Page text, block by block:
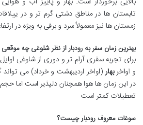
تابستان ها در مناطق دشتی گرم تر و در
زمستان ها نیز معمولاً سرد و برفی به ویژه در
بهترین زمان سفر به رودبار از نظر شلوغی چه
برای تجربه سفری آرام تر و دوری از شلوغی
و اواخربهار(اواخر اردیبهشت و خرداد) می تواند
در این زمان ها هوا همچنان دلپذیر است اما
تعطیلات کمتر است.
سوغات معروف رودبار چیست؟